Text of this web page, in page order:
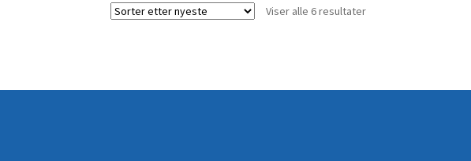
Viser alle 6 resultaterSortert